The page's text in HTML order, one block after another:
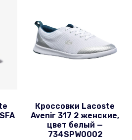
Кроссовки Lacoste
Avenir 317 2 женские,
цвет белый —
734SPW0002